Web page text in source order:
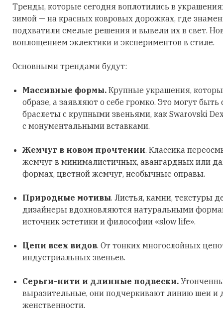
Тренды, которые сегодня воплотились в
зимой — на красных ковровых дорожках, где
подхватили смелые решения и вывели их в свет.
воплощением эклектики и экспериментов в стиле.
Основными трендами будут:
Массивные формы. Крупные украшения,
образе, а заявляют о себе громко. Это могут быть
браслеты с крупными звеньями, как Swarovski
с монументальными вставками.
Жемчуг в новом прочтении. Классика
жемчуг в минималистичных, авангардных или
формах, цветной жемчуг, необычные оправы.
Природные мотивы. Листья, камни, текстуры
дизайнеры вдохновляются натуральными
источник эстетики и философии «slow life».
Цепи всех видов. От тонких многослойных
индустриальных звеньев.
Серьги-нити и длинные подвески.
выразительные, они подчеркивают линию шеи и
женственности.